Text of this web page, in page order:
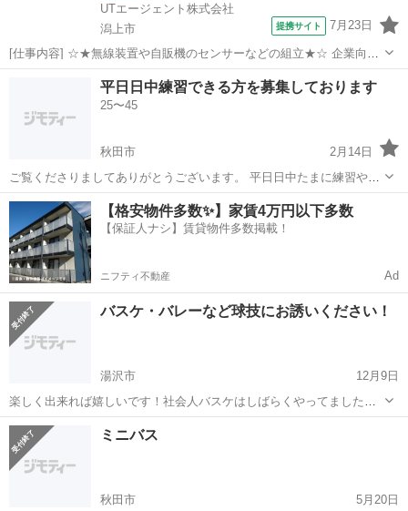
UTエージェント株式会社
潟上市
提携サイト 7月23日
[仕事内容] ☆★無線装置や自販機のセンサーなどの組立★☆ 企業向け
の通信機器などを製造しています！ ◎製造経験がある方は活かせます
慣れてしまえばコツコツ作業、集中して業務に取り組めます♪ ＜具
体的には…＞ ◆半導...
潟上市 工場
平日日中練習できる方を募集しております
25〜45
秋田市
2月14日
ご覧くださりましてありがとうございます。 平日日中たまに練習や
1on1できる方を探しております。 26～45歳くらいでお願いいたしま
す。 土曜日もたまにはできます。 人が足りないチームやコミュニティ
ーがありました...
秋田 秋田市 バスケットボール 1on1
【格安物件多数✨】家賃4万円以下多数
【保証人ナシ】賃貸物件多数掲載！
ニフティ不動産 Ad
バスケ・バレーなど球技にお誘いください！
湯沢市
12月9日
楽しく出来れば嬉しいです！社会人バスケはしばらくやってました！
小学生から高校生までバスケ・高３だけサッカーとフットサルやって
ました！是非お誘いください！
秋田
ミニバス
秋田市
5月20日